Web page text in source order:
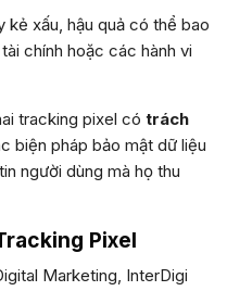
kẻ xấu, hậu quả có thể bao
chính hoặc các hành vi
tracking pixel có trách
biện pháp bảo mật dữ liệu
người dùng mà họ thu
Pixel
Marketing, InterDigi